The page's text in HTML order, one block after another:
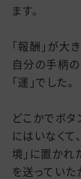
ます。
「報酬」が大
自分の手柄の
「運」でした。
どこかでボタ
にはいなくて
境」に置かれ
を送っていた